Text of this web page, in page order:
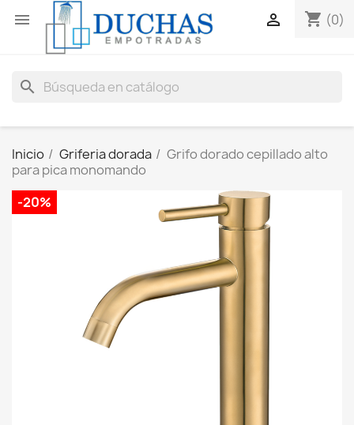
 shopping_cart (0)

search
Inicio Griferia dorada
Grifo dorado cepillado alto
para pica monomando
-20%